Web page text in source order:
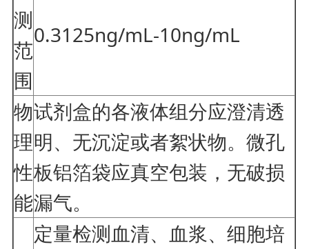
测
范
围
0.3125ng/mL-10ng/mL
物
理
性
能
试剂盒的各液体组分应澄清透
明、无沉淀或者絮状物。微孔
板铝箔袋应真空包装，无破损
漏气。
定量检测血清、血浆、细胞培